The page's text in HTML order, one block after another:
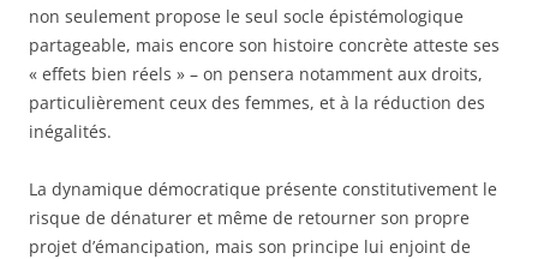
non seulement propose le seul socle épistémologique
partageable, mais encore son histoire concrète atteste ses
« effets bien réels » – on pensera notamment aux droits,
particulièrement ceux des femmes, et à la réduction des
inégalités.
La dynamique démocratique présente constitutivement le
risque de dénaturer et même de retourner son propre
projet d’émancipation, mais son principe lui enjoint de